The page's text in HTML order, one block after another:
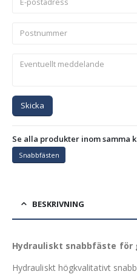
Skicka
Se alla produkter inom samma
Snabbfästen
BESKRIVNING
Hydrauliskt snabbfäste för
Hydrauliskt högkvalitativt